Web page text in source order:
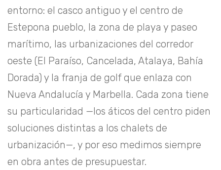
entorno: el casco antiguo y el centro de
Estepona pueblo, la zona de playa y paseo
marítimo, las urbanizaciones del corredor
oeste (El Paraíso, Cancelada, Atalaya, Bahía
Dorada) y la franja de golf que enlaza con
Nueva Andalucía y Marbella. Cada zona tiene
su particularidad —los áticos del centro piden
soluciones distintas a los chalets de
urbanización—, y por eso medimos siempre
en obra antes de presupuestar.